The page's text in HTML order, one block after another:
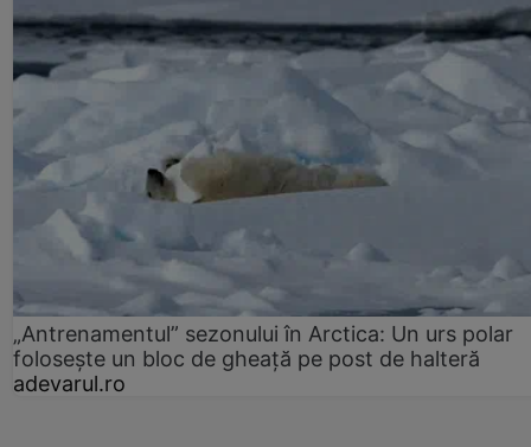
„Antrenamentul” sezonului în Arctica: Un urs polar
folosește un bloc de gheață pe post de halteră
adevarul.ro